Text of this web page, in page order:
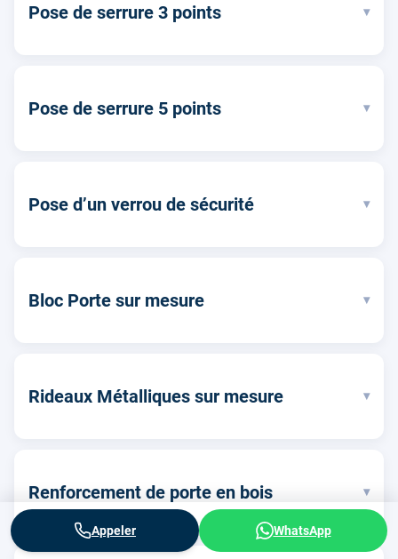
Pose de serrure 3 points ▾
Pose de serrure 5 points ▾
Pose d’un verrou de sécurité ▾
Bloc Porte sur mesure ▾
Rideaux Métalliques sur mesure ▾
Renforcement de porte en bois ▾
Appeler WhatsApp